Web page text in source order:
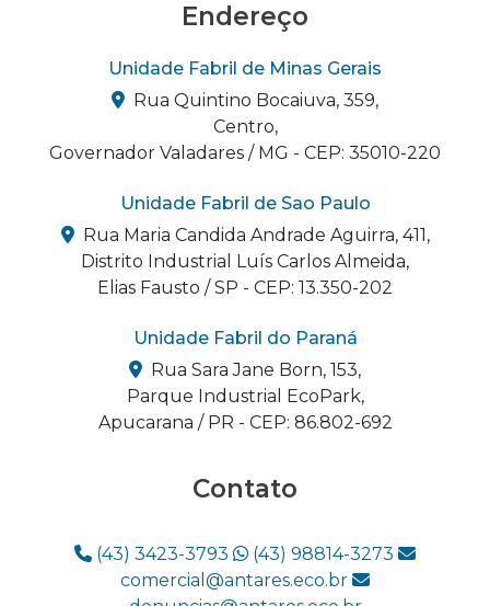
Endereço
Unidade Fabril de Minas Gerais
Rua Quintino Bocaiuva, 359,
Centro,
Governador Valadares / MG - CEP: 35010-220
Unidade Fabril de Sao Paulo
Rua Maria Candida Andrade Aguirra, 411,
Distrito Industrial Luís Carlos Almeida,
Elias Fausto / SP - CEP: 13.350-202
Unidade Fabril do Paraná
Rua Sara Jane Born, 153,
Parque Industrial EcoPark,
Apucarana / PR - CEP: 86.802-692
Contato
(43) 3423-3793
(43) 98814-3273
comercial@antares.eco.br